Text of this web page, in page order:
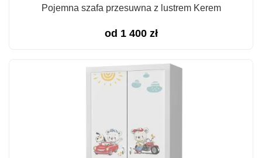
Pojemna szafa przesuwna z lustrem Kerem
od 1 400 zł